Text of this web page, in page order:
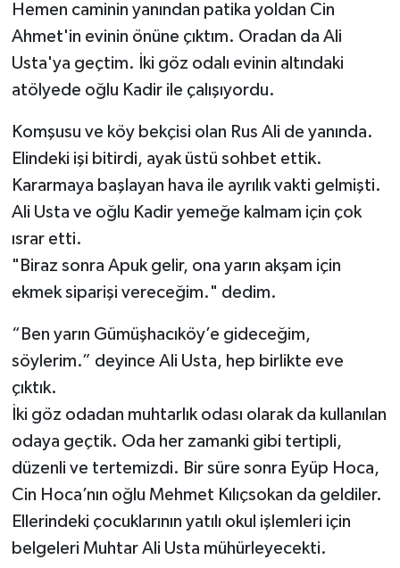
Hemen caminin yanından patika yoldan Cin
Ahmet'in evinin önüne çıktım. Oradan da Ali
Usta'ya geçtim. İki göz odalı evinin altındaki
atölyede oğlu Kadir ile çalışıyordu.
Komşusu ve köy bekçisi olan Rus Ali de yanında.
Elindeki işi bitirdi, ayak üstü sohbet ettik.
Kararmaya başlayan hava ile ayrılık vakti gelmişti.
Ali Usta ve oğlu Kadir yemeğe kalmam için çok
ısrar etti.
"Biraz sonra Apuk gelir, ona yarın akşam için
ekmek siparişi vereceğim." dedim.
“Ben yarın Gümüşhacıköy’e gideceğim,
söylerim.” deyince Ali Usta, hep birlikte eve
çıktık.
İki göz odadan muhtarlık odası olarak da kullanılan
odaya geçtik. Oda her zamanki gibi tertipli,
düzenli ve tertemizdi. Bir süre sonra Eyüp Hoca,
Cin Hoca’nın oğlu Mehmet Kılıçsokan da geldiler.
Ellerindeki çocuklarının yatılı okul işlemleri için
belgeleri Muhtar Ali Usta mühürleyecekti.